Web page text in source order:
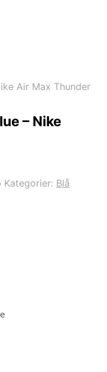
Air Max Thunder
– Nike
Kategorier: Blå